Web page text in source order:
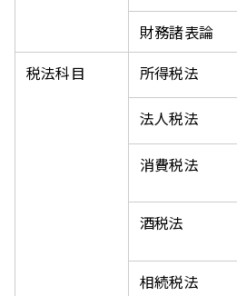
財務諸表論
税法科目
所得税法
法人税法
消費税法
酒税法
相続税法